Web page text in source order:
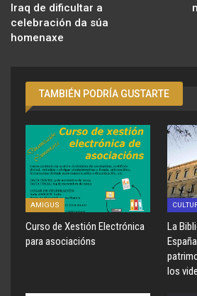
Iraq de dificultar a
celebración da súa
homenaxe
TAMBIÉN PODRÍA GUSTARTE
AMIGUS
Curso de Xestión Electrónica
para asociacións
La
los